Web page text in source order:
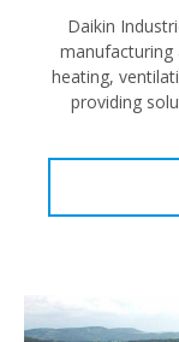
Daikin
heating,